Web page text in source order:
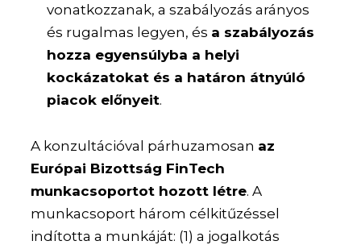
vonatkozzanak, a szabályozás arányos
és rugalmas legyen, és a szabályozás
hozza egyensúlyba a helyi
kockázatokat és a határon átnyúló
piacok előnyeit.
A konzultációval párhuzamosan az
Európai Bizottság FinTech
munkacsoportot hozott létre. A
munkacsoport három célkitűzéssel
indította a munkáját: (1) a jogalkotás